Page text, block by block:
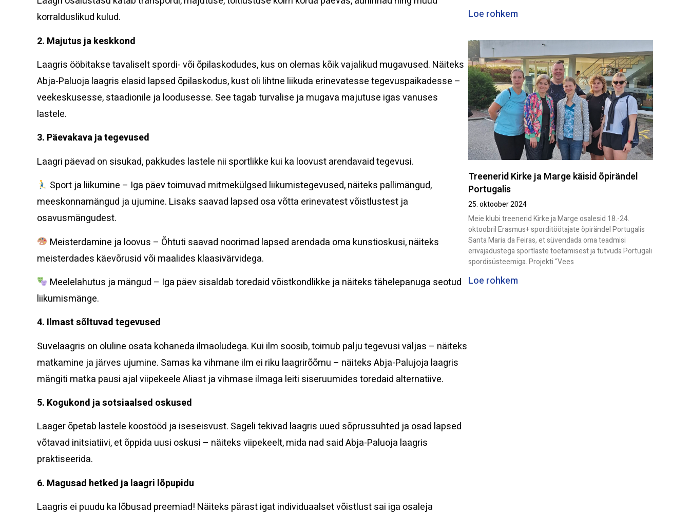
korralduslikud kulud.
2. Majutus ja keskkond
Laagris ööbitakse tavaliselt spordi- või õpilaskodudes, kus on olemas kõik vajalikud mugavused. Näiteks
Abja-Paluoja laagris elasid lapsed õpilaskodus, kust oli lihtne liikuda erinevatesse tegevuspaikadesse –
veekeskusesse, staadionile ja loodusesse. See tagab turvalise ja mugava majutuse igas vanuses
lastele.
3. Päevakava ja tegevused
Laagri päevad on sisukad, pakkudes lastele nii sportlikke kui ka loovust arendavaid tegevusi.
Sport ja liikumine – Iga päev toimuvad mitmekülgsed liikumistegevused, näiteks pallimängud,
meeskonnamängud ja ujumine. Lisaks saavad lapsed osa võtta erinevatest võistlustest ja
osavusmängudest.
Meisterdamine ja loovus – Õhtuti saavad noorimad lapsed arendada oma kunstioskusi, näiteks
meisterdades käevõrusid või maalides klaasivärvidega.
Meelelahutus ja mängud – Iga päev sisaldab toredaid võistkondlikke ja näiteks tähelepanuga seotud
liikumismänge.
4. Ilmast sõltuvad tegevused
Suvelaagris on oluline osata kohaneda ilmaoludega. Kui ilm soosib, toimub palju tegevusi väljas – näiteks
matkamine ja järves ujumine. Samas ka vihmane ilm ei riku laagrirõõmu – näiteks Abja-Palujoja laagris
mängiti matka pausi ajal viipekeele Aliast ja vihmase ilmaga leiti siseruumides toredaid alternatiive.
5. Kogukond ja sotsiaalsed oskused
Laager õpetab lastele koostööd ja iseseisvust. Sageli tekivad laagris uued sõprussuhted ja osad lapsed
võtavad initsiatiivi, et õppida uusi oskusi – näiteks viipekeelt, mida nad said Abja-Paluoja laagris
praktiseerida.
6. Magusad hetked ja laagri lõpupidu
Laagris ei puudu ka lõbusad preemiad! Näiteks pärast igat individuaalset võistlust sai iga osaleja
Loe rohkem
Treenerid Kirke ja Marge käisid õpirändel
Portugalis
25. oktoober 2024
Meie klubi treenerid Kirke ja Marge osalesid 18.-24.
oktoobril Erasmus+ sporditöötajate õpirändel Portugalis
Santa Maria da Feiras, et süvendada oma teadmisi
erivajadustega sportlaste toetamisest ja tutvuda Portugali
spordisüsteemiga. Projekti “Vees
Loe rohkem